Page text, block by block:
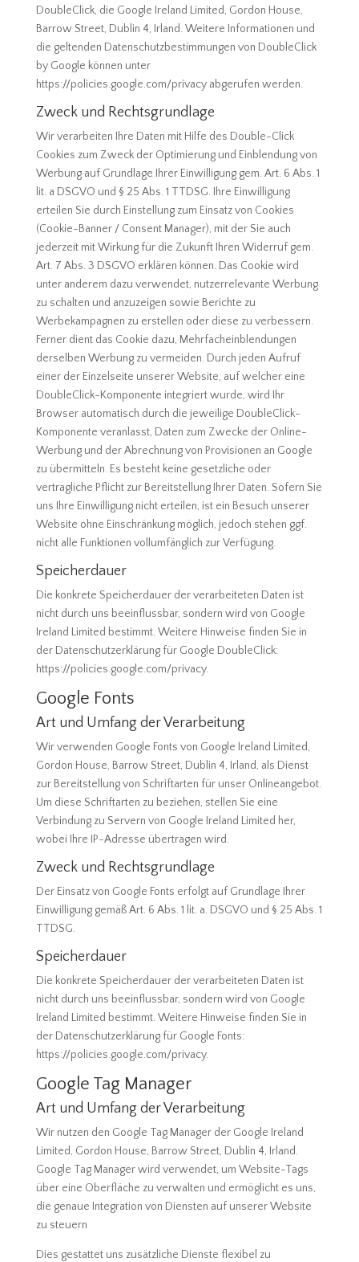
DoubleClick, die Google Ireland Limited, Gordon House,
Barrow Street, Dublin 4, Irland. Weitere Informationen und
die geltenden Datenschutzbestimmungen von DoubleClick
by Google können unter
https://policies.google.com/privacy abgerufen werden.
Zweck und Rechtsgrundlage
Wir verarbeiten Ihre Daten mit Hilfe des Double-Click
Cookies zum Zweck der Optimierung und Einblendung von
Werbung auf Grundlage Ihrer Einwilligung gem. Art. 6 Abs. 1
lit. a DSGVO und § 25 Abs. 1 TTDSG. Ihre Einwilligung
erteilen Sie durch Einstellung zum Einsatz von Cookies
(Cookie-Banner / Consent Manager), mit der Sie auch
jederzeit mit Wirkung für die Zukunft Ihren Widerruf gem.
Art. 7 Abs. 3 DSGVO erklären können. Das Cookie wird
unter anderem dazu verwendet, nutzerrelevante Werbung
zu schalten und anzuzeigen sowie Berichte zu
Werbekampagnen zu erstellen oder diese zu verbessern.
Ferner dient das Cookie dazu, Mehrfacheinblendungen
derselben Werbung zu vermeiden. Durch jeden Aufruf
einer der Einzelseite unserer Website, auf welcher eine
DoubleClick-Komponente integriert wurde, wird Ihr
Browser automatisch durch die jeweilige DoubleClick-
Komponente veranlasst, Daten zum Zwecke der Online-
Werbung und der Abrechnung von Provisionen an Google
zu übermitteln. Es besteht keine gesetzliche oder
vertragliche Pflicht zur Bereitstellung Ihrer Daten. Sofern Sie
uns Ihre Einwilligung nicht erteilen, ist ein Besuch unserer
Website ohne Einschränkung möglich, jedoch stehen ggf.
nicht alle Funktionen vollumfänglich zur Verfügung.
Speicherdauer
Die konkrete Speicherdauer der verarbeiteten Daten ist
nicht durch uns beeinflussbar, sondern wird von Google
Ireland Limited bestimmt. Weitere Hinweise finden Sie in
der Datenschutzerklärung für Google DoubleClick:
https://policies.google.com/privacy.
Google Fonts
Art und Umfang der Verarbeitung
Wir verwenden Google Fonts von Google Ireland Limited,
Gordon House, Barrow Street, Dublin 4, Irland, als Dienst
zur Bereitstellung von Schriftarten für unser Onlineangebot.
Um diese Schriftarten zu beziehen, stellen Sie eine
Verbindung zu Servern von Google Ireland Limited her,
wobei Ihre IP-Adresse übertragen wird.
Zweck und Rechtsgrundlage
Der Einsatz von Google Fonts erfolgt auf Grundlage Ihrer
Einwilligung gemäß Art. 6 Abs. 1 lit. a. DSGVO und § 25 Abs. 1
TTDSG.
Speicherdauer
Die konkrete Speicherdauer der verarbeiteten Daten ist
nicht durch uns beeinflussbar, sondern wird von Google
Ireland Limited bestimmt. Weitere Hinweise finden Sie in
der Datenschutzerklärung für Google Fonts:
https://policies.google.com/privacy.
Google Tag Manager
Art und Umfang der Verarbeitung
Wir nutzen den Google Tag Manager der Google Ireland
Limited, Gordon House, Barrow Street, Dublin 4, Irland.
Google Tag Manager wird verwendet, um Website-Tags
über eine Oberfläche zu verwalten und ermöglicht es uns,
die genaue Integration von Diensten auf unserer Website
zu steuern
Dies gestattet uns zusätzliche Dienste flexibel zu